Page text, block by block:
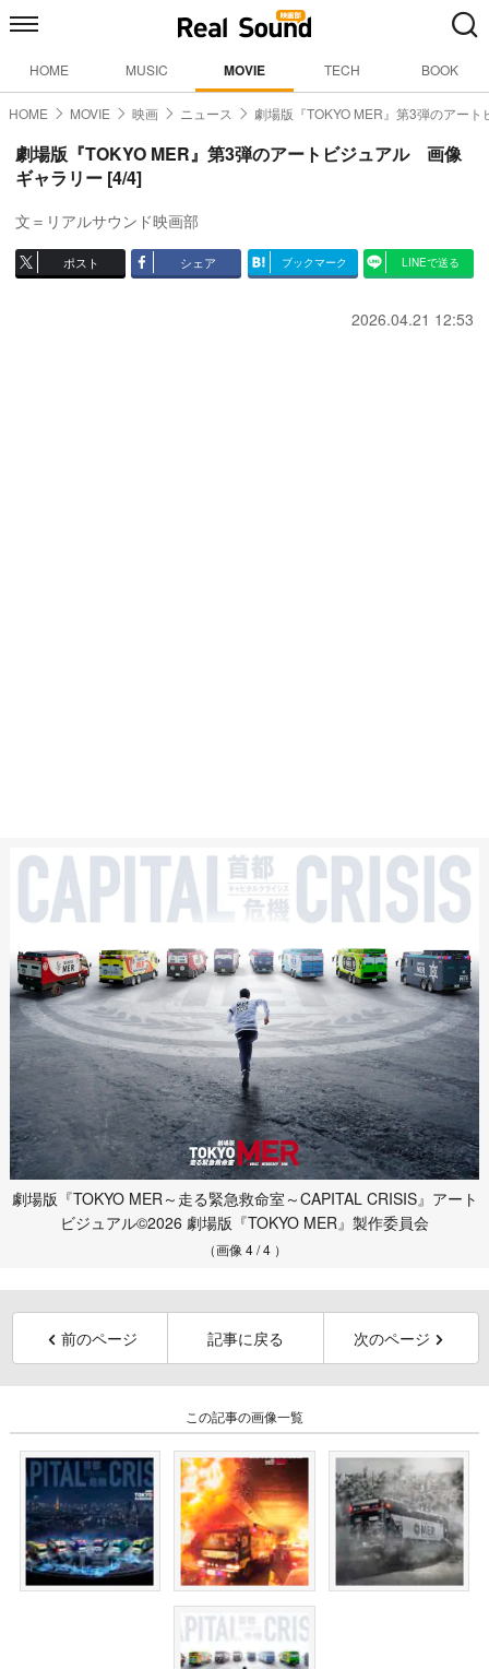
HOME MUSIC MOVIE TECH BOOK
HOME MOVIE 映画 ニュース 劇場版『TOKYO MER』第3弾のアート
劇場版『TOKYO MER』第3弾のアートビジュアル 画像
ギャラリー [4/4]
文＝リアルサウンド映画部
ポスト シェア ブックマーク LINEで送る
2026.04.21 12:53
劇場版『TOKYO MER～走る緊急救命室～CAPITAL CRISIS』アート
ビジュアル©2026 劇場版『TOKYO MER』製作委員会
（画像 4 / 4 ）
前のページ 記事に戻る 次のページ
この記事の画像一覧